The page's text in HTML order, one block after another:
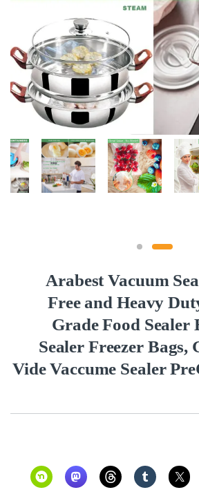
Arabest Vacuum
Free and Heavy
Grade Food Sealer
Sealer Freezer Bags,
Vide Vaccume Sealer